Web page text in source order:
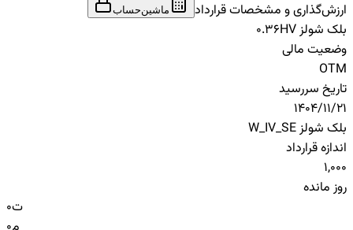
ارزش‌گذاری و مشخصات قرارداد
ماشین‌حساب
بلک شولز HV
0.36
وضعیت مالی
OTM
تاریخ سررسید
1404/11/21
بلک شولز W_IV_SE
اندازه قرارداد
1,000
روز مانده
0ت